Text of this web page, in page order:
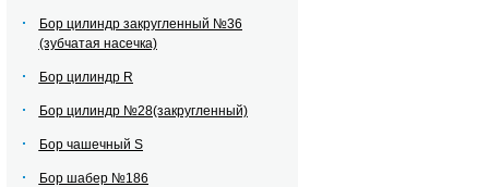
Бор цилиндр закругленный №36
(зубчатая насечка)
Бор цилиндр R
Бор цилиндр №28(закругленный)
Бор чашечный S
Бор шабер №186